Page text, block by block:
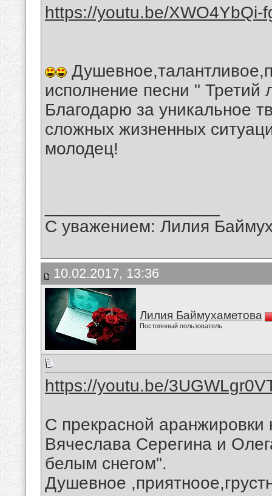
https://youtu.be/XWO4YbQi-
исполнение песни "
Благодарю за уникальное
сложных жизненных
молодец!
С уважением: Лилия
10.02.2017, 13:36
Лилия Баймухаметова
Постоянный пользователь
https://youtu.be/
С прекрасной аранжировки
Вячеслава Серегина и
белым снегом".
Душевное